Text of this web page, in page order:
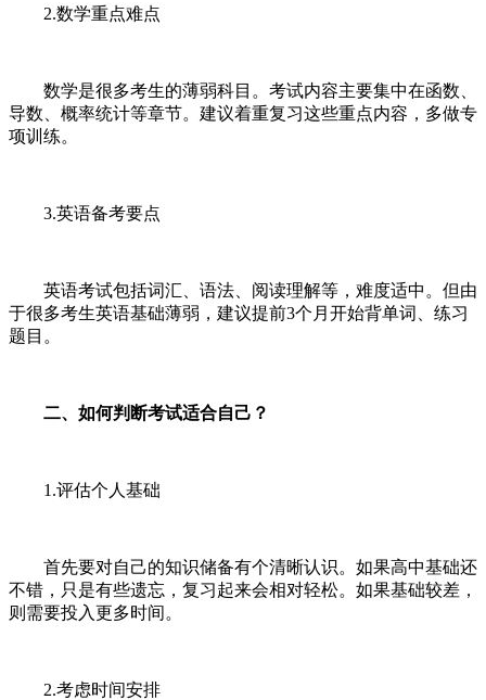
2.数学重点难点
数学是很多考生的薄弱科目。考试内容主要集中在函数、
导数、概率统计等章节。建议着重复习这些重点内容，多做专
项训练。
3.英语备考要点
英语考试包括词汇、语法、阅读理解等，难度适中。但由
于很多考生英语基础薄弱，建议提前3个月开始背单词、练习
题目。
二、如何判断考试适合自己？
1.评估个人基础
首先要对自己的知识储备有个清晰认识。如果高中基础还
不错，只是有些遗忘，复习起来会相对轻松。如果基础较差，
则需要投入更多时间。
2.考虑时间安排